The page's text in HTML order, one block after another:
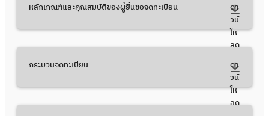
หลักเกณฑ์และคุณสมบัติของผู้ยื่นขอจดทะเบียน
ดา
วน์
โห
ลด
กระบวนจดทะเบียน
ดา
วน์
โห
ลด